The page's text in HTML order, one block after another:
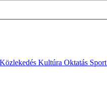
Közlekedés Kultúra Oktatás Sport